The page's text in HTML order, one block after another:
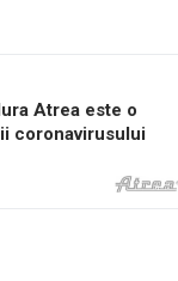
Atrea este o
coronavirusului